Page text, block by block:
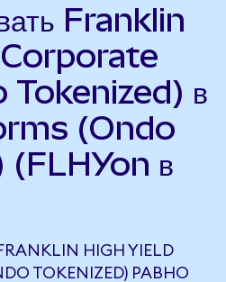
Franklin
Tokenized) в
(Ondo
(FLHYon в
HIGH YIELD
TOKENIZED) РАВНО